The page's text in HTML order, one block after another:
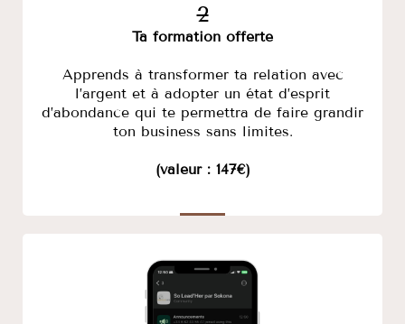
2
Ta formation offerte
Apprends à transformer ta relation avec
l’argent et à adopter un état d’esprit
d’abondance qui te permettra de faire grandir
ton business sans limites.
(valeur : 147€)